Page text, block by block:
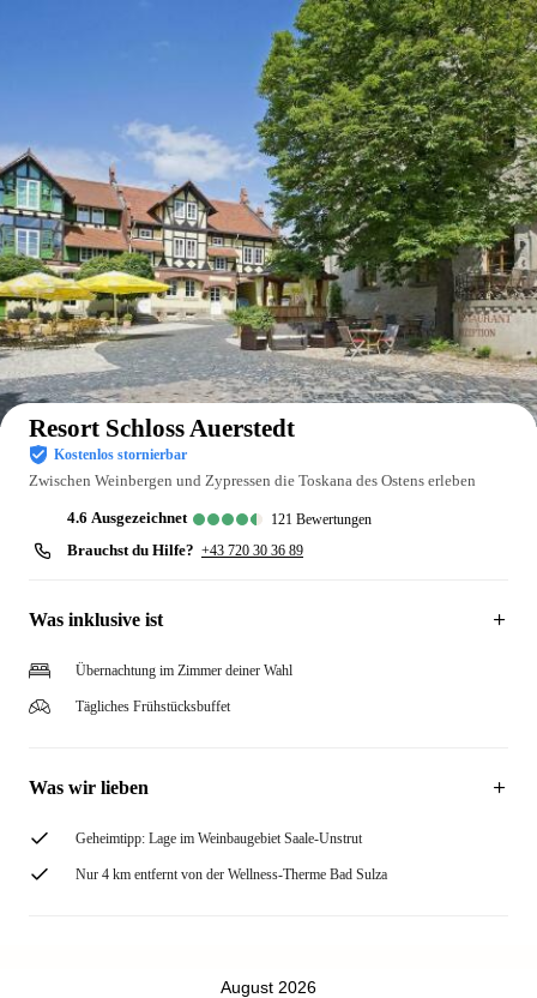
Auf der Karte anzeigen
Resort Schloss Auerstedt
Kostenlos stornierbar
Zwischen Weinbergen und Zypressen die Toskana des Ostens erleben
4.6 ausgezeichnet 121 Bewertungen
Brauchst du Hilfe? +43 720 30 36 89
Was inklusive ist
Übernachtung im Zimmer deiner Wahl
Tägliches Frühstücksbuffet
Was wir lieben
Geheimtipp: Lage im Weinbaugebiet Saale-Unstrut
Nur 4 km entfernt von der Wellness-Therme Bad Sulza
August 2026